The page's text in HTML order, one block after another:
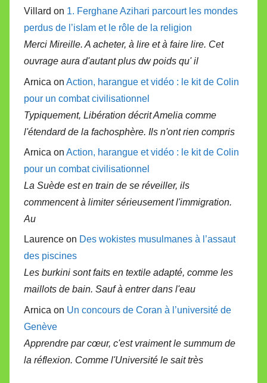
Villard on 1. Ferghane Azihari parcourt les mondes
perdus de l’islam et le rôle de la religion
Merci Mireille. A acheter, à lire et à faire lire. Cet
ouvrage aura d'autant plus dw poids qu' il
Arnica on Action, harangue et vidéo : le kit de Colin
pour un combat civilisationnel
Typiquement, Libération décrit Amelia comme
l'étendard de la fachosphère. Ils n'ont rien compris
Arnica on Action, harangue et vidéo : le kit de Colin
pour un combat civilisationnel
La Suède est en train de se réveiller, ils
commencent à limiter sérieusement l'immigration.
Au
Laurence on Des wokistes musulmanes à l’assaut
des piscines
Les burkini sont faits en textile adapté, comme les
maillots de bain. Sauf à entrer dans l'eau
Arnica on Un concours de Coran à l’université de
Genève
Apprendre par cœur, c'est vraiment le summum de
la réflexion. Comme l'Université le sait très